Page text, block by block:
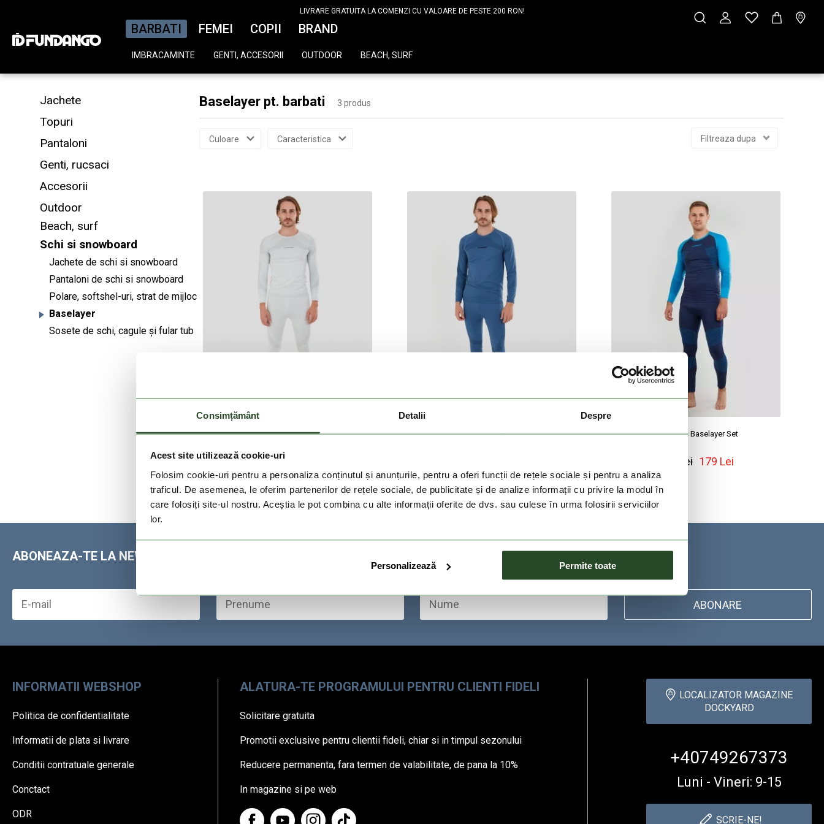
Consimțământ Detalii Despre
Acest site utilizează cookie-uri
Folosim cookie-uri pentru a personaliza conținutul și anunțurile, pentru a oferi funcții de rețele sociale și pentru a analiza
traficul. De asemenea, le oferim partenerilor de rețele sociale, de publicitate și de analize informații cu privire la modul în
care folosiți site-ul nostru. Aceștia le pot combina cu alte informații oferite de dvs. sau culese în urma folosirii serviciilor
lor.
Personalizează Permite toate
LIVRARE GRATUITA LA COMENZI CU VALOARE DE PESTE 200 RON!
BARBATI FEMEI COPII BRAND
IMBRACAMINTE GENTI, ACCESORII OUTDOOR BEACH, SURF
Jachete
Topuri
Pantaloni
Genti, rucsaci
Accesorii
Outdoor
Beach, surf
Schi si snowboard
Jachete de schi si snowboard
Pantaloni de schi si snowboard
Polare, softshel-uri, strat de mijloc
Baselayer
Sosete de schi, cagule și fular tub
Baselayer pt. barbati 3 produs
Culoare Caracteristica Filtreaza dupa
Seamless Baselayer Set
199 Lei
Seamless Baselayer Set Seamless Baselayer Set
199 Lei 179 Lei
ABONEAZA-TE LA NEWSLETTER
ABONARE
INFORMATII WEBSHOP
Politica de confidentialitate
Informatii de plata si livrare
Conditii contratuale generale
Conctact
ODR
ALATURA-TE PROGRAMULUI PENTRU CLIENTI FIDELI
Solicitare gratuita
Promotii exclusive pentru clientii fideli, chiar si in timpul sezonului
Reducere permanenta, fara termen de valabilitate, de pana la 10%
In magazine si pe web
LOCALIZATOR MAGAZINE
DOCKYARD
+40749267373
Luni - Vineri: 9-15
SCRIE-NE!